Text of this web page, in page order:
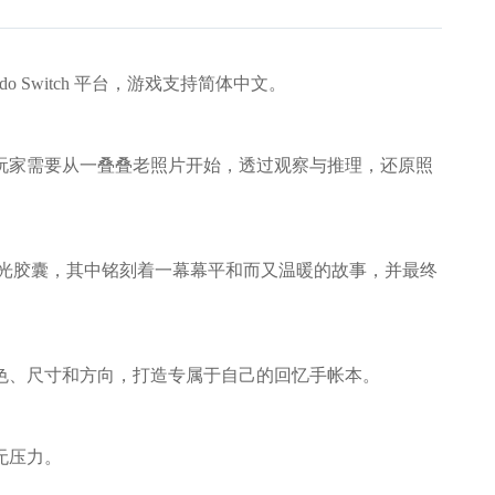
Switch 平台，游戏支持简体中文。
需要从一叠叠老照片开始，透过观察与推理，还原照
囊，其中铭刻着一幕幕平和而又温暖的故事，并最终
尺寸和方向，打造专属于自己的回忆手帐本。
力。